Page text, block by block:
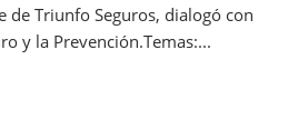
de Triunfo Seguros, dialogó con
y la Prevención.Temas:...